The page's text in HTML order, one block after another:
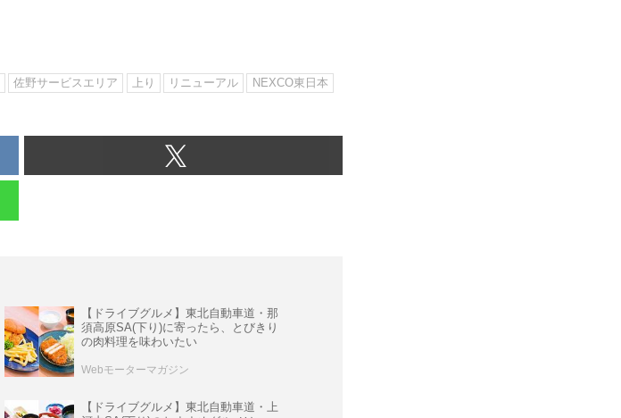
佐野サービスエリア 上り リニューアル
NEXCO東日本
【ドライブグルメ】東北自動車道・那
須高原SA(下り)に寄ったら、とびきり
の肉料理を味わいたい
Webモーターマガジン
【ドライブグルメ】東北自動車道・上